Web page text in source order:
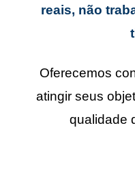
reais, não
Oferecemos
atingir seus
qualidade